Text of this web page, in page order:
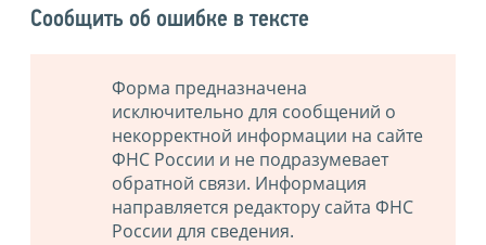
Сообщить об ошибке в тексте
Форма предназначена
исключительно для сообщений о
некорректной информации на сайте
ФНС России и не подразумевает
обратной связи. Информация
направляется редактору сайта ФНС
России для сведения.